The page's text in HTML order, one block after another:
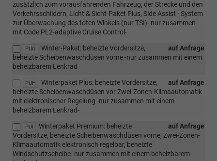
zusätzlich zum vorausfahrenden Fahrzeug, der Strecke und den
Verkehrsschildern, Licht & Sicht-Paket Plus, Side Assist - System
zur Überwachung des toten Winkels (nur TSI)- nur zusammen
mit Code PL2-adaptive Cruise Control-
PUG auf Anfrage
Winter-Paket: beheizte Vordersitze,
beheizte Scheibenwaschdüsen vorne -nur zusammen mit einem
beheizbarem Lenkrad
PUH auf Anfrage
Winterpaket Plus: beheizte Vordersitze,
beheizte Scheibenwaschdüsen vor Zwei-Zonen-Klimaautomatik
mit elektronischer Regelung -nur zusammen mit einem
beheizbarem Lenkrad-
PUI auf Anfrage
Winterpaket Premium: beheizte
Vordersitze, beheizte Scheibenwaschdüsen vorne, Zwei-Zonen-
Klimaautomatik elektronisch regelbar, beheizte
Windschutzscheibe- nur zusammen mit einem beheizbarem